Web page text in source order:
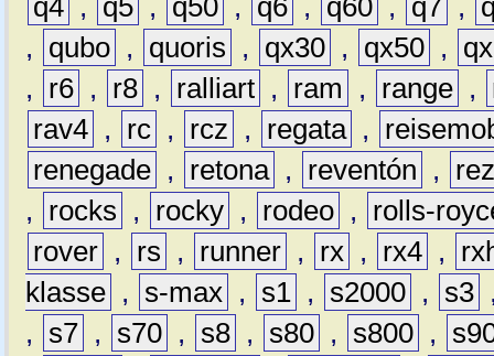
q4 , q5 , q50 , q6 , q60 , q7 ,
,
qubo , quoris , qx30 , qx50 ,
,
r6 , r8 , ralliart , ram , range ,
rav4 , rc , rcz , regata ,
renegade , retona , reventón ,
,
rocks , rocky , rodeo ,
rolls-
rover , rs , runner , rx , rx4 ,
klasse , s-max , s1 , s2000 , s3
,
s7 , s70 , s8 , s80 , s800 ,